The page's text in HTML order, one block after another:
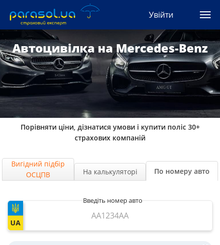
Увійти
(093) 170-33-90
RuEn
Усі сервіси
Автоцивілка
Автозахист
Автоцивілка на Mercedes-Benz
Порівняти ціни, дізнатися умови і купити поліс 30+
страхових компаній
Вигідний підбір
ОСЦПВ
На калькуляторі По номеру авто
Введіть номер авто